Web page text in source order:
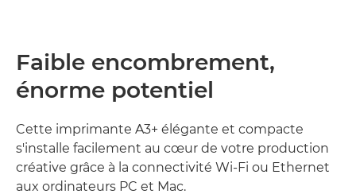
Faible encombrement,
énorme potentiel
Cette imprimante A3+ élégante et compacte
s'installe facilement au cœur de votre production
créative grâce à la connectivité Wi-Fi ou Ethernet
aux ordinateurs PC et Mac.